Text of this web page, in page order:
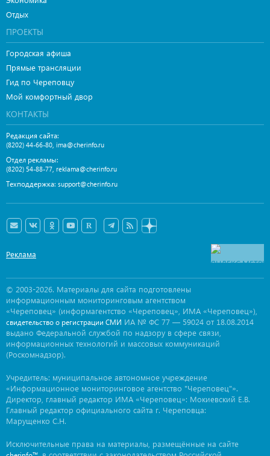
Отдых
ПРОЕКТЫ
Городская афиша
Прямые трансляции
Гид по Череповцу
Мой комфортный двор
КОНТАКТЫ
Редакция сайта:
(8202) 44-66-80 ima@cherinfo.ru
Отдел рекламы:
(8202) 54-88-77 reklama@cherinfo.ru
Техподдержка: support@cherinfo.ru
Реклама
© 2003-2026. Материалы для сайта подготовлены
информационным мониторинговым агентством
«Череповец» (информагентство «Череповец», ИМА «Череповец»),
свидетельство о регистрации СМИ ИА № ФС 77 — 59024 от 18.08.2014
выдано Федеральной службой по надзору в сфере связи,
информационных технологий и массовых коммуникаций
(Роскомнадзор).
Учредитель: муниципальное автономное учреждение
«Информационное мониторинговое агентство "Череповец"».
Директор, главный редактор ИМА «Череповец»: Мокиевский Е.В.
Главный редактор официального сайта г. Череповца:
Марущенко С.Н.
Исключительные права на материалы, размещённые на сайте